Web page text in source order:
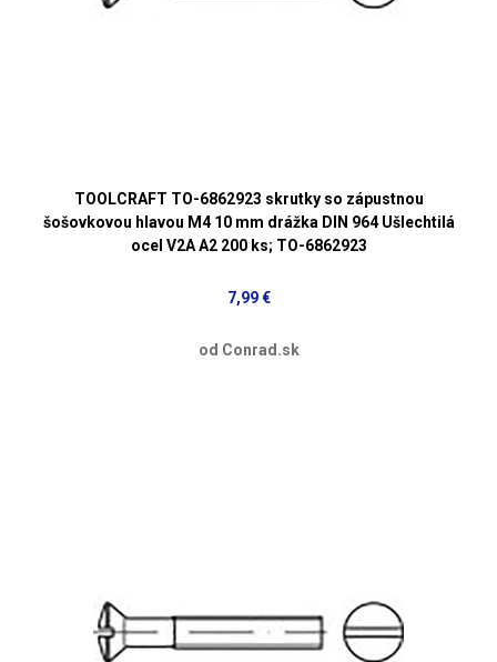
TOOLCRAFT TO-6862923 skrutky so zápustnou
šošovkovou hlavou M4 10 mm drážka DIN 964 Ušlechtilá
ocel V2A A2 200 ks; TO-6862923
7,99 €
od Conrad.sk